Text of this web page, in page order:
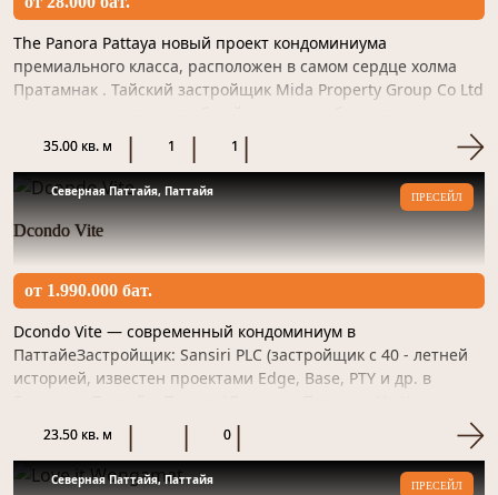
The Panora Pattaya новый проект кондоминиума
премиального класса, расположен в самом сердце холма
Пратамнак . Тайский застройщик Mida Property Group Co Ltd
квадратны...
35.00 кв. м 1 1
Северная Паттайя, Паттайя ПРЕСЕЙЛ
Dcondo Vite
от 1.990.000 бат.
Dcondo Vite — современный кондоминиум в
ПаттайеЗастройщик: Sansiri PLC (застройщик с 40 - летней
историей, известен проектами Edge, Base, PTY и др. в
Банг Ламунг, Чо...
23.50 кв. м 0
Северная Паттайя, Паттайя ПРЕСЕЙЛ